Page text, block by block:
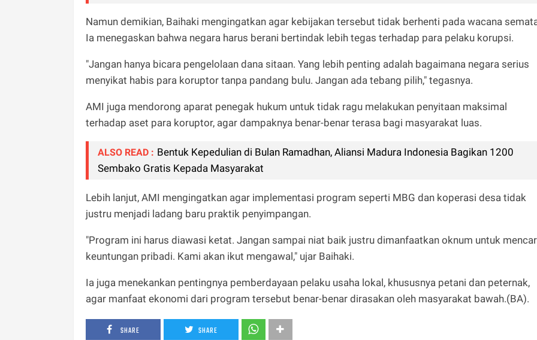
Namun demikian, Baihaki mengingatkan agar kebijakan tersebut tidak berhenti pada wacana
Ia menegaskan bahwa negara harus berani bertindak lebih tegas terhadap para pelaku korupsi.
"Jangan hanya bicara pengelolaan dana sitaan. Yang lebih penting adalah bagaimana negara serius
menyikat habis para koruptor tanpa pandang bulu. Jangan ada tebang pilih," tegasnya.
AMI juga mendorong aparat penegak hukum untuk tidak ragu melakukan penyitaan maksimal
terhadap aset para koruptor, agar dampaknya benar-benar terasa bagi masyarakat luas.
ALSO READ : Bentuk Kepedulian di Bulan Ramadhan, Aliansi Madura Indonesia Bagikan 1200
Sembako Gratis Kepada Masyarakat
Lebih lanjut, AMI mengingatkan agar implementasi program seperti MBG dan koperasi desa tidak
justru menjadi ladang baru praktik penyimpangan.
"Program ini harus diawasi ketat. Jangan sampai niat baik justru dimanfaatkan oknum untuk
keuntungan pribadi. Kami akan ikut mengawal," ujar Baihaki.
Ia juga menekankan pentingnya pemberdayaan pelaku usaha lokal, khususnya petani dan peternak,
agar manfaat ekonomi dari program tersebut benar-benar dirasakan oleh masyarakat bawah.(BA).
SHARE SHARE